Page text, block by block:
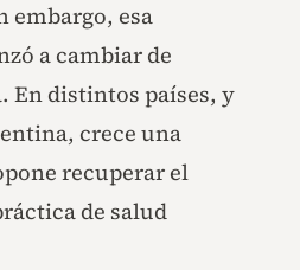
embargo, esa
a cambiar de
En distintos países, y
crece una
recuperar el
de salud